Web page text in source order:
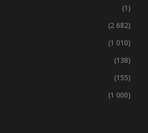
(670)
(1)
(2 682)
(1 010)
(138)
(155)